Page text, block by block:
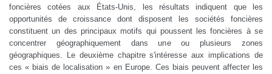
foncières cotées aux États-Unis, les résultats indiquent que les
opportunités de croissance dont disposent les sociétés foncières
constituent un des principaux motifs qui poussent les foncières à se
concentrer géographiquement dans une ou plusieurs zones
géographiques. Le deuxième chapitre s'intéresse aux implications de
ces « biais de localisation » en Europe. Ces biais peuvent affecter les